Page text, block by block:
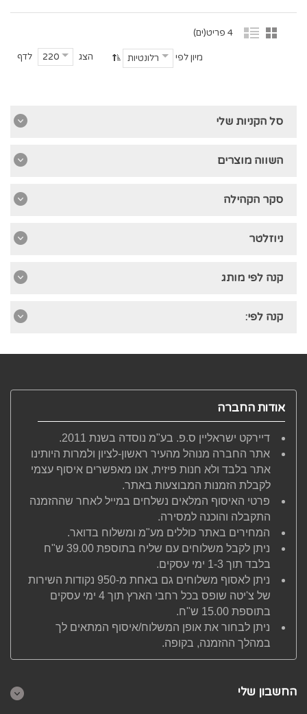
4 פריט(ים)
הצג 220 לדף מיון לפי רלונטיות
סל הקניות שלי
השווה מוצרים
סקר הקהילה
ניוזלטר
קנה לפי מותג
קנה לפי:
אודות החברה
דיירקט ישראליין ס.פ. בע"מ נוסדה בשנת 2011.
אתר החברה מנוהל מהעיר ראשון-לציון ולמרות היותינו
אתר בלבד ולא חנות פיזית, אנו מאפשרים איסוף עצמי
לקבלת הזמנות המבוצעות באתר.
פרטי האיסוף המלאים נשלחים במייל לאחר שההזמנה
התקבלה והוכנה למסירה.
המחירים באתר כוללים מע"מ ומשלוח בדואר.
ניתן לקבל משלוחים עם שליח בתוספת 39.00 ש"ח
בלבד תוך 1-3 ימי עסקים.
ניתן לאסוף משלוחים גם באחת מ-950 נקודות השירות
של צ'יטה שופס בכל רחבי הארץ תוך 4 ימי עסקים
בתוספת 15.00 ש"ח.
ניתן לבחור את אופן המשלוח/איסוף המתאים לך
במהלך ההזמנה, בקופה.
החשבון שלי